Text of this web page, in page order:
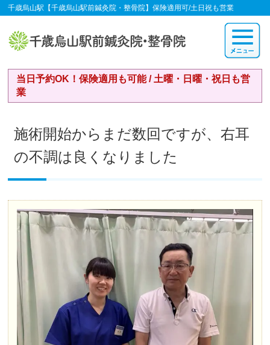
千歳烏山駅【千歳烏山駅前鍼灸院・整骨院】保険適用可/土日祝も営業
当日予約OK！保険適用も可能 / 土曜・日曜・祝日も営
業
施術開始からまだ数回ですが、右耳
の不調は良くなりました